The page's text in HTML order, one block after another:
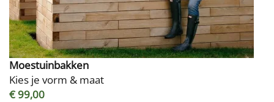
Moestuinbakken
Kies je vorm & maat
€ 99,00